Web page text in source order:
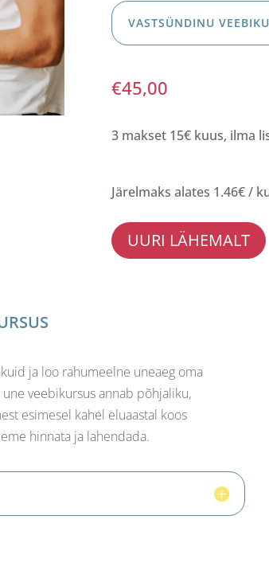
VASTSÜNDINU
€45,00
3 makset 15€ kuus, ilma
Järelmaks alates 1.46€ /
UURI LÄHEMALT
ja loo rahumeelne uneaeg oma
veebikursus annab põhjaliku,
esimesel kahel eluaastal koos
hinnata ja lahendada.